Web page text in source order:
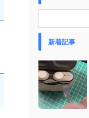
新着記事